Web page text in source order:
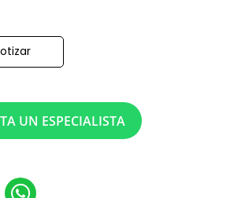
UN ESPECIALISTA